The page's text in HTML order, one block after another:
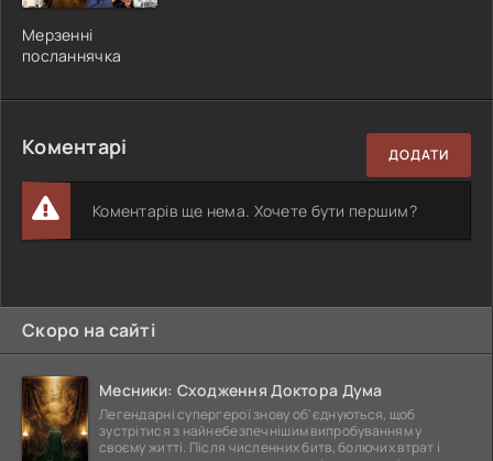
Мерзенні
посланнячка
Коментарі ДОДАТИ
Коментарів ще нема. Хочете бути першим?
Скоро на сайті
Месники: Сходження Доктора Дума
Легендарні супергерої знову об'єднуються, щоб
зустрітися з найнебезпечнішим випробуванням у
своєму житті. Після численних битв, болючих втрат і